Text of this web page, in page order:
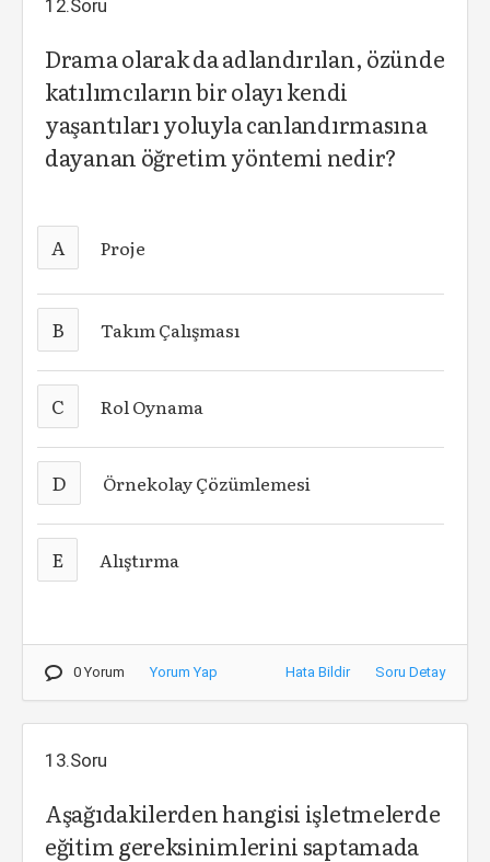
12.Soru
Drama olarak da adlandırılan, özünde
katılımcıların bir olayı kendi
yaşantıları yoluyla canlandırmasına
dayanan öğretim yöntemi nedir?
A Proje
B Takım Çalışması
C Rol Oynama
D Örnekolay Çözümlemesi
E Alıştırma
0 Yorum Yorum Yap Hata Bildir Soru Detay
13.Soru
Aşağıdakilerden hangisi işletmelerde
eğitim gereksinimlerini saptamada